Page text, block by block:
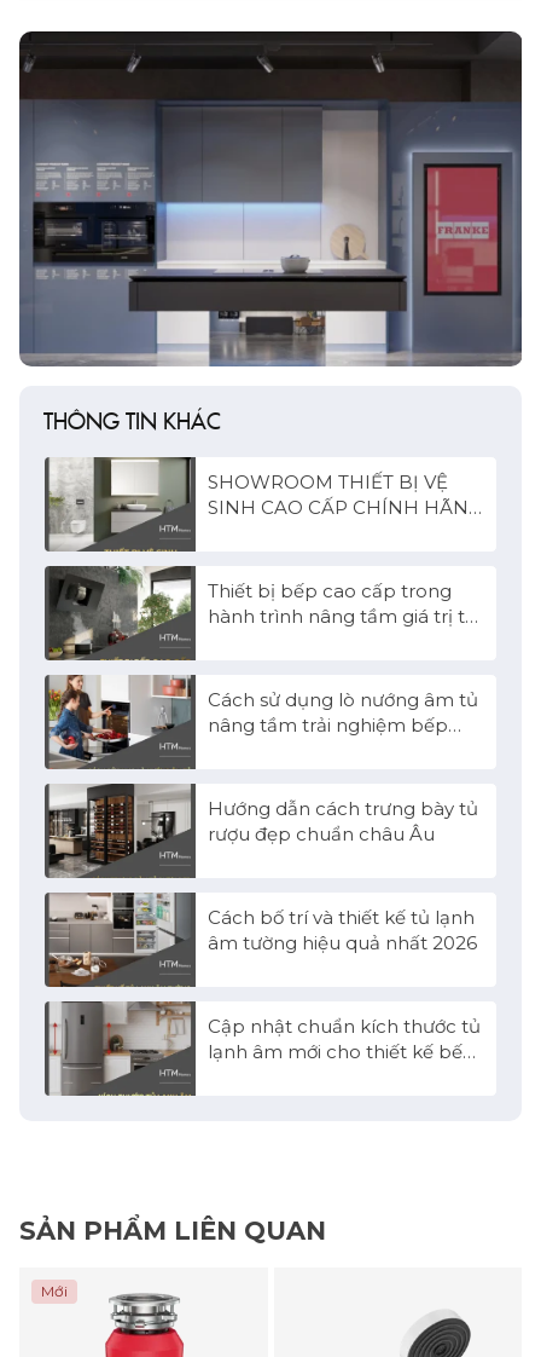
THÔNG TIN KHÁC
SHOWROOM THIẾT BỊ VỆ
SINH CAO CẤP CHÍNH HÃNG
Thiết bị bếp cao cấp trong
hành trình nâng tầm giá trị từ
Cách sử dụng lò nướng âm tủ
nâng tầm trải nghiệm bếp
Hướng dẫn cách trưng bày tủ
rượu đẹp chuẩn châu Âu
Cách bố trí và thiết kế tủ lạnh
âm tường hiệu quả nhất 2026
Cập nhật chuẩn kích thước tủ
lạnh âm mới cho thiết kế bếp
SẢN PHẨM LIÊN QUAN
Mới